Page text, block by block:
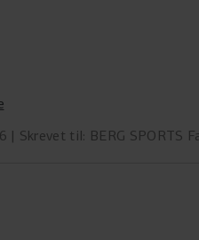
Skrevet til: BERG SPORTS